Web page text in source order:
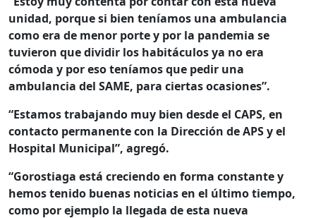
unidad, porque si bien teníamos una ambulancia
como era de menor porte y por la pandemia se
tuvieron que dividir los habitáculos ya no era
cómoda y por eso teníamos que pedir una
ambulancia del SAME, para ciertas ocasiones”.
“Estamos trabajando muy bien desde el CAPS, en
contacto permanente con la Dirección de APS y el
Hospital Municipal”, agregó.
“Gorostiaga está creciendo en forma constante y
hemos tenido buenas noticias en el último tiempo,
como por ejemplo la llegada de esta nueva